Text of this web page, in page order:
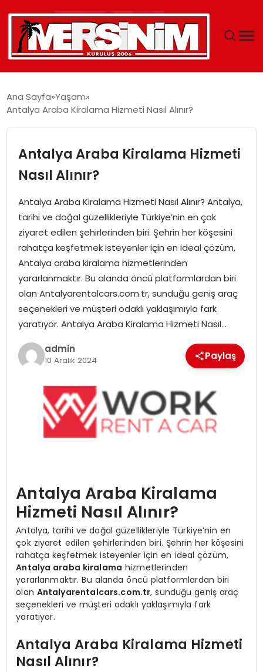
YAŞAM
GÜNCEL
SAĞLIK
EĞITIM
SPOR
EKONOMI
MAGAZIN
DÜNYA
OTOMOBIL
Ana Sayfa Yaşam
Antalya Araba Kiralama Hizmeti Nasıl Alınır?
Antalya Araba Kiralama Hizmeti
Nasıl Alınır?
Antalya Araba Kiralama Hizmeti Nasıl Alınır? Antalya,
tarihi ve doğal güzellikleriyle Türkiye’nin en çok
ziyaret edilen şehirlerinden biri. Şehrin her köşesini
rahatça keşfetmek isteyenler için en ideal çözüm,
Antalya araba kiralama hizmetlerinden
yararlanmaktır. Bu alanda öncü platformlardan biri
olan Antalyarentalcars.com.tr, sunduğu geniş araç
seçenekleri ve müşteri odaklı yaklaşımıyla fark
yaratıyor. Antalya Araba Kiralama Hizmeti Nasıl…
admin
10 Aralık 2024 Paylaş
Antalya Araba Kiralama
Hizmeti Nasıl Alınır?
Antalya, tarihi ve doğal güzellikleriyle Türkiye’nin en
çok ziyaret edilen şehirlerinden biri. Şehrin her köşesini
rahatça keşfetmek isteyenler için en ideal çözüm,
Antalya araba kiralama hizmetlerinden
yararlanmaktır. Bu alanda öncü platformlardan biri
olan Antalyarentalcars.com.tr, sunduğu geniş araç
seçenekleri ve müşteri odaklı yaklaşımıyla fark
yaratıyor.
Antalya Araba Kiralama Hizmeti
Nasıl Alınır?